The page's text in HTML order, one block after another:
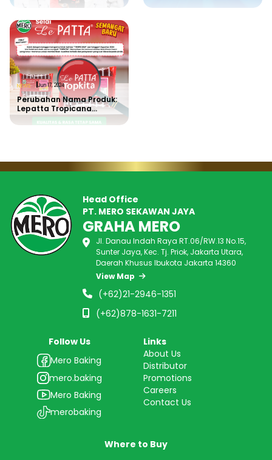
NEWS Jun 17, 2024
Perubahan Nama Produk:
Lepatta Tropicana
Menjadi Lepatta Topkita
Head Office
PT. MERO SEKAWAN JAYA
GRAHA MERO
Jl. Danau Indah Raya RT.06/RW.13 No.15,
Sunter Jaya, Kec. Tj. Priok, Jakarta Utara,
Daerah Khusus Ibukota Jakarta 14360
View Map
(+62)21-2946-1351
(+62)878-1631-7211
Follow Us
Mero Baking
mero.baking
Mero Baking
merobaking
Links
About Us
Distributor
Promotions
Careers
Contact Us
Where to Buy